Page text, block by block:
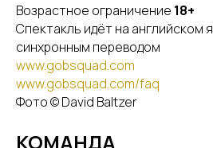
Возрастное ограничение 18+
Спектакль идёт на английском
синхронным переводом
www.gobsquad.com
www.gobsquad.com/faq
Фото © David Baltzer
КОМАНДА